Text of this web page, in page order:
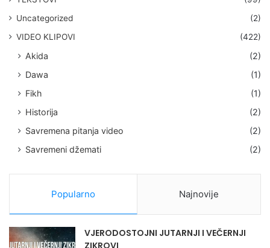
Uncategorized
(2)
VIDEO KLIPOVI
(422)
Akida
(2)
Dawa
(1)
Fikh
(1)
Historija
(2)
Savremena pitanja video
(2)
Savremeni džemati
(2)
Popularno Najnovije
VJERODOSTOJNI JUTARNJI I VEČERNJI